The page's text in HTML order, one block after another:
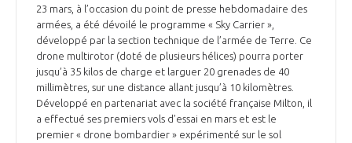
23 mars, à l’occasion du point de presse hebdomadaire des
armées, a été dévoilé le programme « Sky Carrier »,
développé par la section technique de l’armée de Terre. Ce
drone multirotor (doté de plusieurs hélices) pourra porter
jusqu’à 35 kilos de charge et larguer 20 grenades de 40
millimètres, sur une distance allant jusqu’à 10 kilomètres.
Développé en partenariat avec la société française Milton, il
a effectué ses premiers vols d’essai en mars et est le
premier « drone bombardier » expérimenté sur le sol